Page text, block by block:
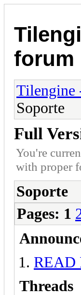
forum
Tilengine
Soporte
Full
You're
with proper
Soporte
Pages: 1
READ
Threads